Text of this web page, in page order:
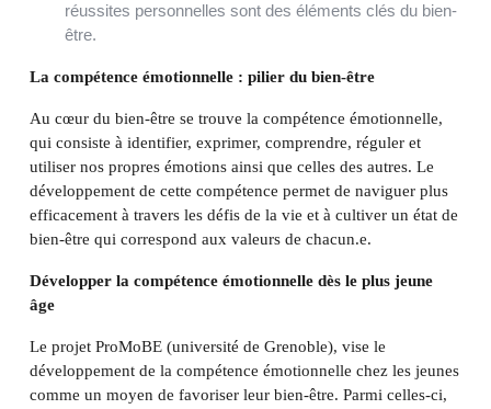
réussites personnelles sont des éléments clés du bien-
être.
La compétence émotionnelle : pilier du bien-être
Au cœur du bien-être se trouve la compétence émotionnelle,
qui consiste à identifier, exprimer, comprendre, réguler et
utiliser nos propres émotions ainsi que celles des autres. Le
développement de cette compétence permet de naviguer plus
efficacement à travers les défis de la vie et à cultiver un état de
bien-être qui correspond aux valeurs de chacun.e.
Développer la compétence émotionnelle dès le plus jeune
âge
Le projet ProMoBE (université de Grenoble), vise le
développement de la compétence émotionnelle chez les jeunes
comme un moyen de favoriser leur bien-être. Parmi celles-ci,